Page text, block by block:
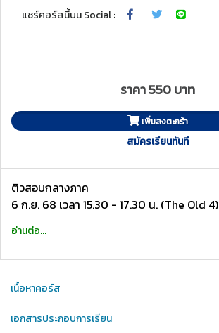
แชร์คอร์สนี้บน Social :
ราคา 550 บาท
เพิ่มลงตะกร้า
สมัครเรียนทันที
ติวสอบกลางภาค
6 ก.ย. 68 เวลา 15.30 - 17.30 น. (The Old 4)
อ่านต่อ...
เนื้อหาคอร์ส
เอกสารประกอบการเรียน